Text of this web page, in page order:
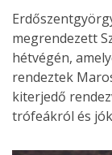
megrendezett
hétvégén,
rendeztek
kiterjedő
trófeákról és